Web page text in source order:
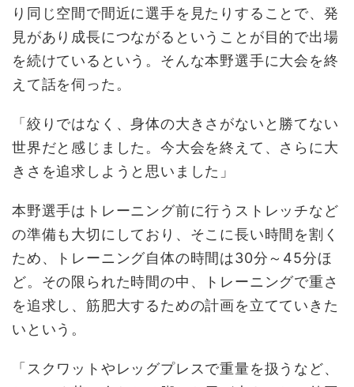
り同じ空間で間近に選手を見たりすることで、発
見があり成長につながるということが目的で出場
を続けているという。そんな本野選手に大会を終
えて話を伺った。
「絞りではなく、身体の大きさがないと勝てない
世界だと感じました。今大会を終えて、さらに大
きさを追求しようと思いました」
本野選手はトレーニング前に行うストレッチなど
の準備も大切にしており、そこに長い時間を割く
ため、トレーニング自体の時間は30分～45分ほ
ど。その限られた時間の中、トレーニングで重さ
を追求し、筋肥大するための計画を立てていきた
いという。
「スクワットやレッグプレスで重量を扱うなど、